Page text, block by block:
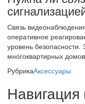
Связь
оперативное
уровень
многоквартирных
РубрикаАксессуары